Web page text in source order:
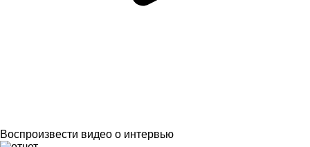
Воспроизвести видео о интервью